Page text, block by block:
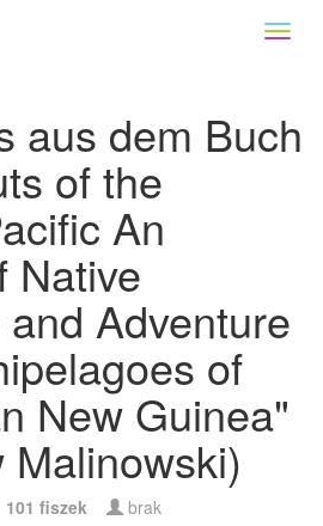
aus dem Buch
of the
An
Native
Adventure
of
New Guinea"
Malinowski)
101 fiszek brak